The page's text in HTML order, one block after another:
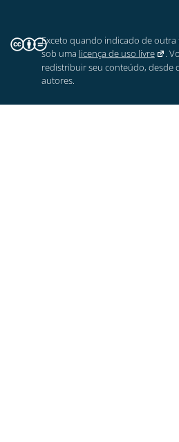
Exceto quando indicado de
sob uma licença de uso livre
.
redistribuir seu conteúdo, desde
autores.